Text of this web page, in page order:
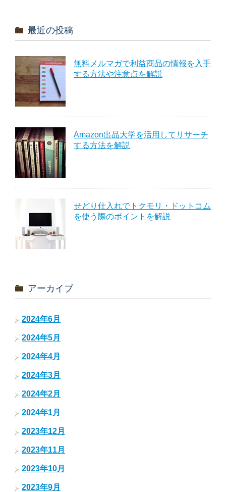
最近の投稿
無料メルマガで利益商品の情報を入手
する方法や注意点を解説
Amazon出品大学を活用してリサーチ
する方法を解説
せどり仕入れでトクモリ・ドットコム
を使う際のポイントを解説
アーカイブ
2024年6月
2024年5月
2024年4月
2024年3月
2024年2月
2024年1月
2023年12月
2023年11月
2023年10月
2023年9月